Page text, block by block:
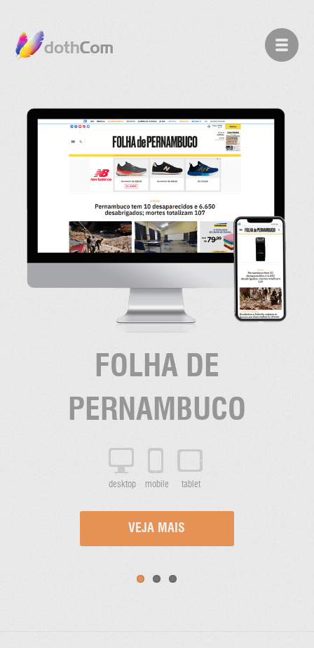
FOLHA DE
PERNAMBUCO
desktop mobile tablet
VEJA MAIS